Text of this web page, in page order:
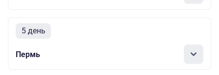
5 день
Пермь